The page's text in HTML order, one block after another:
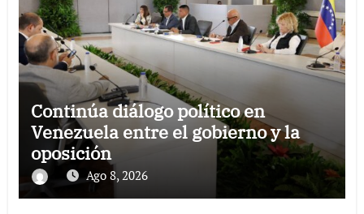
Continúa diálogo político en
Venezuela entre el gobierno y la
oposición
Ago 8, 2026